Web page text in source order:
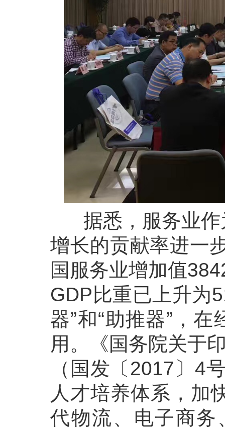
据悉，服务业作
增长的贡献率进一
国服务业增加值
GDP比重已上升为
器”和“助推器”，
用。《国务院关于
（国发〔2017〕4
人才培养体系，加
代物流、电子商